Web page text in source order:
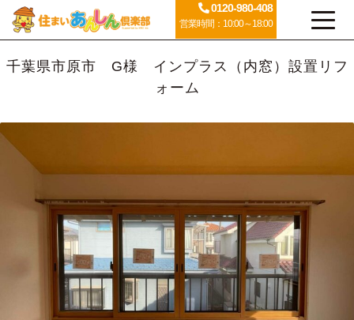
0120-980-408
営業時間：10:00～18:00
千葉県市原市 G様 インプラス（内窓）設置リフ
ォーム